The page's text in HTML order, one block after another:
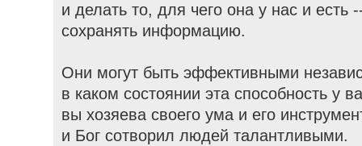
и делать то, для чего она у нас и есть
сохранять информацию.
Они могут быть эффективными
в каком состоянии эта способность у
вы хозяева своего ума и его
и Бог сотворил людей талантливыми.